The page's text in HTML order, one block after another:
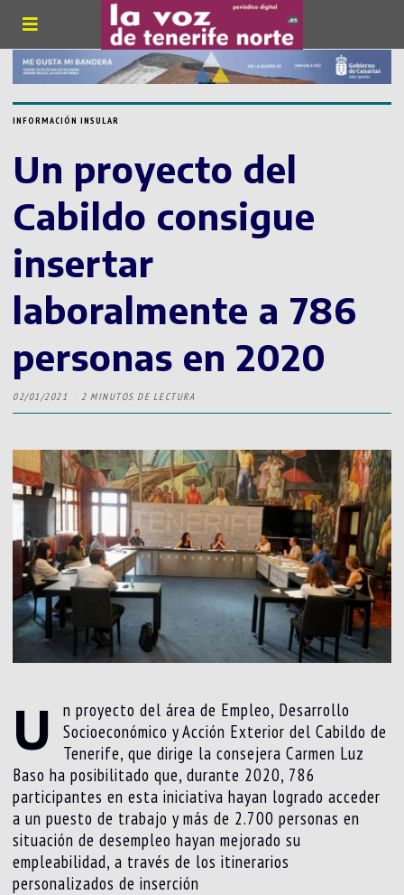
INFORMACIÓN INSULAR
Un proyecto del
Cabildo consigue
insertar
laboralmente a 786
personas en 2020
02/01/2021 2 MINUTOS DE LECTURA
U
n proyecto del área de Empleo, Desarrollo
Socioeconómico y Acción Exterior del Cabildo de
Tenerife, que dirige la consejera Carmen Luz
Baso ha posibilitado que, durante 2020, 786
participantes en esta iniciativa hayan logrado acceder
a un puesto de trabajo y más de 2.700 personas en
situación de desempleo hayan mejorado su
empleabilidad, a través de los itinerarios
personalizados de inserción